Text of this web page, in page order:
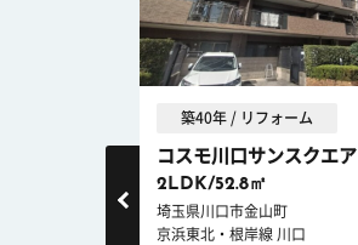
築40年 / リフォーム
コスモ川口サンスクエア
2LDK/52.8㎡
埼玉県川口市金山町
京浜東北・根岸線 川口